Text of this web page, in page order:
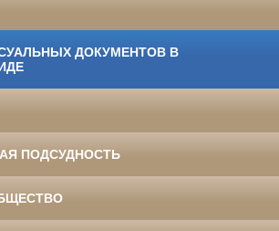
ДОКУМЕНТОВ В
ПОДСУДНОСТЬ